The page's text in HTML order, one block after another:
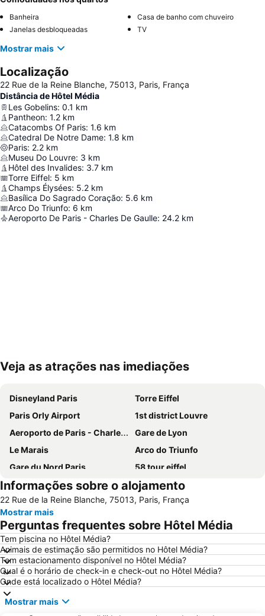
Banheira
Casa de banho com chuveiro
Janelas desbloqueadas
TV
Mostrar mais
Localização
22 Rue de la Reine Blanche, 75013, Paris, França
Distância de Hôtel Média
Les Gobelins: 0.1 km
Pantheon: 1.2 km
Catacombs Of Paris: 1.6 km
Catedral De Notre Dame: 1.8 km
Paris: 2.2 km
Museu Do Louvre: 3 km
Hôtel des Invalides: 3.7 km
Torre Eiffel: 5 km
Champs Élysées: 5.2 km
Basílica Do Sagrado Coração: 5.6 km
Arco Do Triunfo: 6 km
Aeroporto De Paris - Charles De Gaulle: 24.2 km
Ampliar mapa
Veja as atrações nas imediações
Disneyland Paris
Torre Eiffel
Paris Orly Airport
1st district Louvre
Aeroporto de Paris - Charles de Gaulle
Gare de Lyon
Le Marais
Arco do Triunfo
Gare du Nord Paris
58 tour eiffel
Champs Elysées
Quartier Latin
8th district Élysée
9th district Opéra
Museu do Louvre
6th district Luxembourg
Paris Expo Porte de Versailles 5th district Panthéon
Montparnasse
Stade de France
7th district Palais Bourbon
15th district Vaugirard
Disney Village
3rd district Temple
14th district Observatoire
Informações sobre o alojamento
22 Rue de la Reine Blanche, 75013, Paris, França
Mostrar mais
Perguntas frequentes sobre Hôtel Média
Tem piscina no Hôtel Média?
Animais de estimação são permitidos no Hôtel Média?
Tem estacionamento disponível no Hôtel Média?
Qual é o horário de check-in e check-out no Hôtel Média?
Onde está localizado o Hôtel Média?
Mostrar mais